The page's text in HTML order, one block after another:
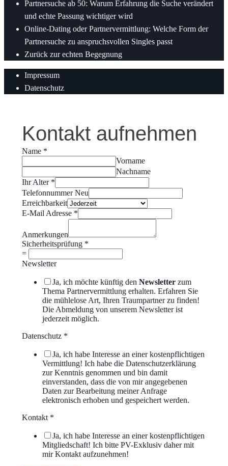
Partnersuche ab 50: Warum Erfahrung die Suche verändert
und echte Passung wichtiger wird
Online-Dating oder Partnervermittlung: Welche Form der
Partnersuche zu anspruchsvollen Singles passt
Zurück zur echten Begegnung
Impressum
Datenschutz
Kontakt aufnehmen
Name *
Vorname
Nachname
Ihr Alter *
Telefonnummer Neu
Erreichbarkeit
E-Mail Adresse *
Anmerkungen
Sicherheitsprüfung *
=
Newsletter
Ja, ich möchte künftig den Newsletter zum
Thema Partnervermittlung erhalten. Erfahren Sie
die mühlelose Art, Ihren Traumpartner zu finden!
Die Abmeldung von unserem Newsletter ist
jederzeit möglich.
Datenschutz *
Ja, ich habe Interesse an einer kostenpflichtigen
Vermittlung! Ich habe die Datenschutzerklärung
zur Kenntnis genommen und bin damit
einverstanden, dass die von mir angegebenen
Daten zur Bearbeitung meiner Anfrage
elektronisch erhoben und gespeichert werden.
Kontakt *
Ja, ich habe Interesse an einer kostenpflichtigen
Mitgliedschaft! Ich bitte PV-Exklusiv daher mit
mir Kontakt aufzunehmen!